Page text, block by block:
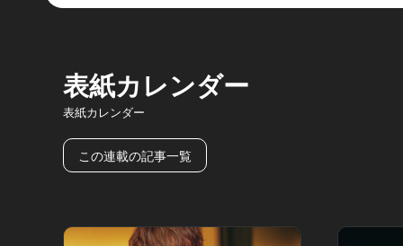
表紙カレンダー
表紙カレンダー
この連載の記事一覧